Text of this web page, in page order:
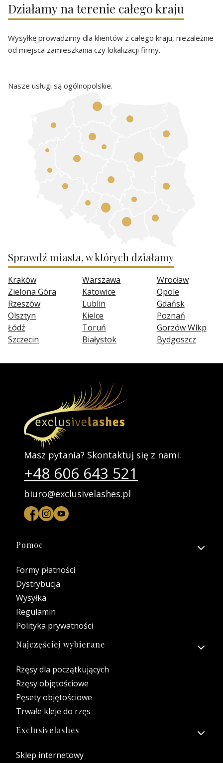
Działamy na terenie całego kraju
Wysyłkę prowadzimy dla klientów z całego kraju, niezależnie
od miejsca zamieszkania czy lokalizacji firmy.
Nasze usługi są ogólnopolskie.
Sprawdź miasta, w których działamy
Kraków
Zielona Góra
Rzeszów
Olsztyn
Łódź
Szczecin
Warszawa
Katowice
Lublin
Kielce
Toruń
Białystok
Wrocław
Opole
Gdańsk
Poznań
Gorzów Wlkp
Bydgoszcz
Masz pytania? Skontaktuj się z nami:
+48 606 643 521
biuro@exclusivelashes.pl
Linki w stopce
Pomoc
Formy płatności
Dystrybucja
Wysyłka
Regulamin
Polityka prywatności
Najczęściej wybierane
Rzęsy dla początkujących
Rzęsy objętościowe
Pęsety objętościowe
Trwałe kleje do rzęs
Exclusivelashes
Sklep internetowy